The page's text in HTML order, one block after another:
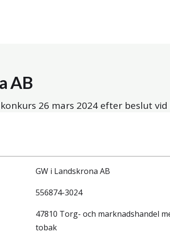
AB
26 mars 2024 efter beslut
GW i Landskrona AB
556874-3024
47810 Torg- och marknadshandel
tobak